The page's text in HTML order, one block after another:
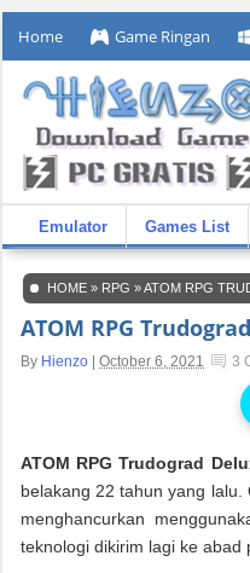
Home Game Ringan
Emulator Games List
HOME » RPG »ATOM RPG
ATOM RPG
By Hienzo October 6, 2021 3
ATOM RPG Trudograd
belakang 22 tahun yang
menghancurkan
teknologi dikirim lagi ke abad